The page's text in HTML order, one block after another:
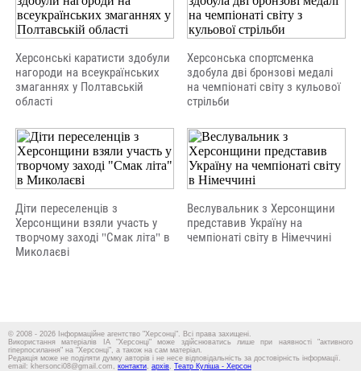
Херсонські каратисти здобули
нагороди на всеукраїнських
змаганнях у Полтавській
області
Херсонська спортсменка
здобула дві бронзові медалі
на чемпіонаті світу з кульової
стрільби
Діти переселенців з
Херсонщини взяли участь у
творчому заході "Смак літа" в
Миколаєві
Веслувальник з Херсонщини
представив Україну на
чемпіонаті світу в Німеччині
© 2008 - 2026 Інформаційне агентство "Херсонці". Всі права захищені.
Використання матеріалів ІА "Херсонці" може здійснюватись лише при наявності "активного
гіперпосилання" на "Херсонці", а також на сам матеріал.
Редакція може не поділяти думку авторів і не несе відповідальність за достовірність інформації.
email: khersonci08@gmail.com, контакти, архів, Театр Куліша - Херсон